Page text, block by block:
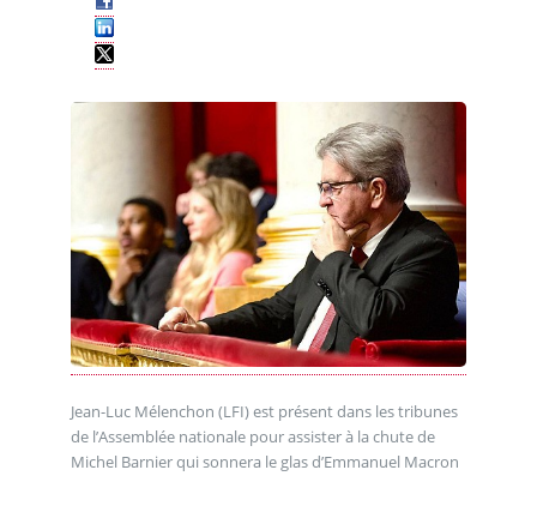
Jean-Luc Mélenchon (LFI) est présent dans les tribunes
de l’Assemblée nationale pour assister à la chute de
Michel Barnier qui sonnera le glas d’Emmanuel Macron